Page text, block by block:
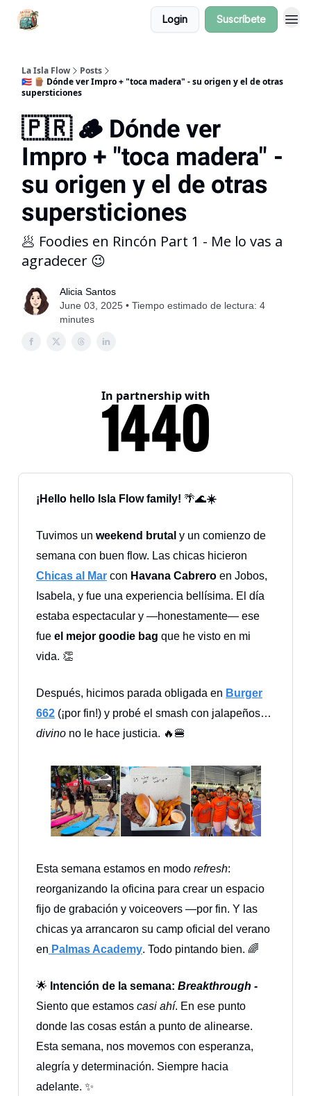
Login Suscríbete
La Isla Flow
Posts
🇵🇷 🪵 Dónde ver Impro + "toca madera" - su origen y el de otras
supersticiones
🇵🇷 🪵 Dónde ver
Impro + "toca madera" -
su origen y el de otras
supersticiones
🥟 Foodies en Rincón Part 1 - Me lo vas a
agradecer 😉
Alicia Santos
June 03, 2025 • Tiempo estimado de lectura: 4
minutes
In partnership with
¡Hello hello Isla Flow family! 🌴🌊☀️
Tuvimos un weekend brutal y un comienzo de
semana con buen flow. Las chicas hicieron
Chicas al Mar con Havana Cabrero en Jobos,
Isabela, y fue una experiencia bellísima. El día
estaba espectacular y —honestamente— ese
fue el mejor goodie bag que he visto en mi
vida. 👏
Después, hicimos parada obligada en Burger
662 (¡por fin!) y probé el smash con jalapeños…
divino no le hace justicia. 🔥🍔
Esta semana estamos en modo refresh:
reorganizando la oficina para crear un espacio
fijo de grabación y voiceovers —por fin. Y las
chicas ya arrancaron su camp oficial del verano
en Palmas Academy. Todo pintando bien. 🌈
🌟 Intención de la semana: Breakthrough -
Siento que estamos casi ahí. En ese punto
donde las cosas están a punto de alinearse.
Esta semana, nos movemos con esperanza,
alegría y determinación. Siempre hacia
adelante. ✨